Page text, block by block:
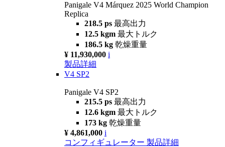
Panigale V4 Márquez 2025 World Champion
Replica
218.5 ps 最高出力
12.5 kgm 最大トルク
186.5 kg 乾燥重量
¥ 11,930,000 i
製品詳細
V4 SP2
Panigale V4 SP2
215.5 ps 最高出力
12.6 kgm 最大トルク
173 kg 乾燥重量
¥ 4,861,000 i
コンフィギュレーター 製品詳細